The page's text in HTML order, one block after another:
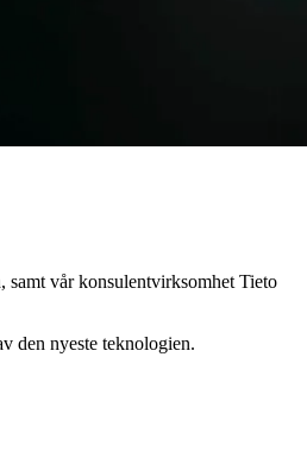
samt vår konsulentvirksomhet Tieto
den nyeste teknologien.